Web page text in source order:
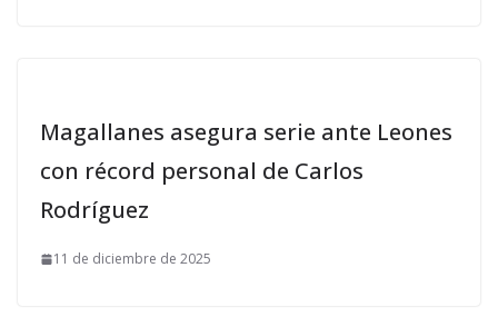
Magallanes asegura serie ante Leones
con récord personal de Carlos
Rodríguez
11 de diciembre de 2025